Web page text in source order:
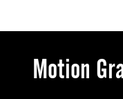
Motion